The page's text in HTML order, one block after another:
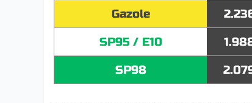
Gazole
SP95 / E10
SP98